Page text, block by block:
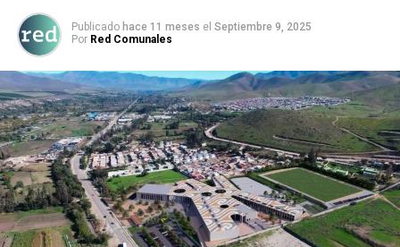
Publicado hace 11 meses el Septiembre 9, 2025
Por Red Comunales